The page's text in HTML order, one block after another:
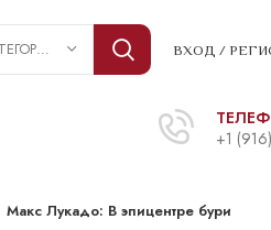
ВЫБРАТЬ КАТЕГОРИЮ ВХОД /
+1
Макс Лукадо: В эпицентре бури